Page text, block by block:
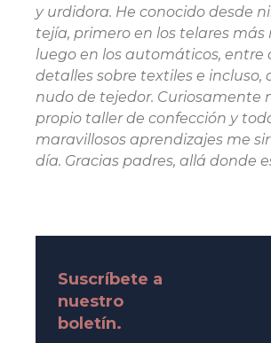
y urdidora. He conocido desde
tejía, primero en los telares más
luego en los automáticos, entre
detalles sobre textiles e incluso,
nudo de tejedor. Curiosamente
propio taller de confección y
maravillosos aprendizajes me
día. Gracias padres, allá donde
Suscríbete a
nuestro
boletín.